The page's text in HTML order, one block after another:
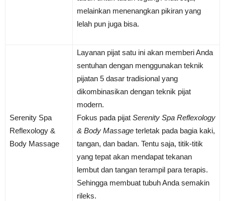
melainkan menenangkan pikiran yang
lelah pun juga bisa.
Serenity Spa
Reflexology &
Body Massage
Layanan pijat satu ini akan memberi Anda
sentuhan dengan menggunakan teknik
pijatan 5 dasar tradisional yang
dikombinasikan dengan teknik pijat
modern.
Fokus pada pijat Serenity Spa Reflexology
& Body Massage terletak pada bagia kaki,
tangan, dan badan. Tentu saja, titik-titik
yang tepat akan mendapat tekanan
lembut dan tangan terampil para terapis.
Sehingga membuat tubuh Anda semakin
rileks.